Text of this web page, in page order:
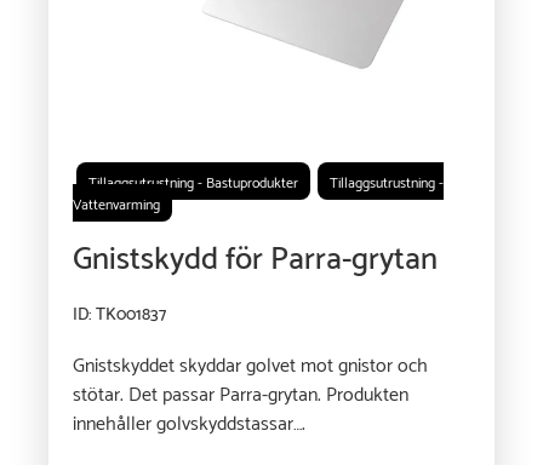
Tillaggsutrustning - Bastuprodukter
Tillaggsutrustning -
Vattenvarming
Gnistskydd för Parra-grytan
ID: TK001837
Gnistskyddet skyddar golvet mot gnistor och
stötar. Det passar Parra-grytan. Produkten
innehåller golvskyddstassar….